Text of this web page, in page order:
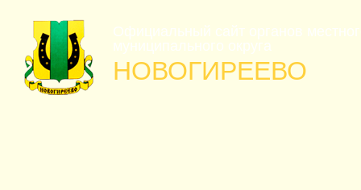
Официальный сайт органов
муниципального округа
НОВОГИРЕЕВО